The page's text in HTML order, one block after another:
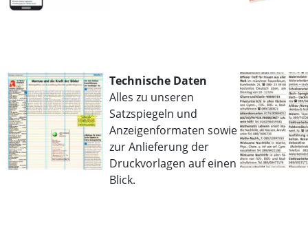
Technische Daten
Alles zu unseren
Satzspiegeln und
Anzeigenformaten sowie
zur Anlieferung der
Druckvorlagen auf einen
Blick.